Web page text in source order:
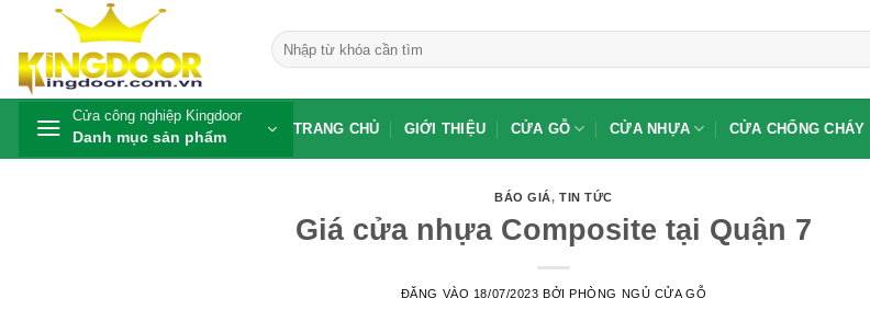
nội
dung
Tìm
kiếm:
Cửa công nghiệp Kingdoor
Danh mục sản phẩm TRANG CHỦ GIỚI THIỆU CỬA GỖ CỬA NHỰA CỬA CHỐNG CHÁY
BÁO GIÁ,TIN TỨC
Giá cửa nhựa Composite tại Quận 7
ĐĂNG VÀO 18/07/2023 BỞIPHÒNG NGỦ CỬA GỖ